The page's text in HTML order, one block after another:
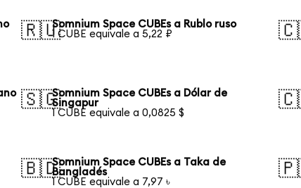
🇷🇺Somnium Space CUBEs a Rublo ruso
1 CUBE equivale a 5,22 ₽
🇸🇬Somnium Space CUBEs a Dólar de
Singapur
1 CUBE equivale a 0,0825 $
🇧🇩Somnium Space CUBEs a Taka de
Bangladés
1 CUBE equivale a 7,97 ৳